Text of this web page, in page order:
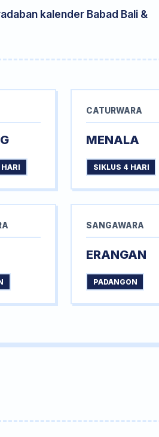
kalender Babad Bali &
CATURWARA
MENALA
SIKLUS 4 HARI
SANGAWARA
ERANGAN
PADANGON